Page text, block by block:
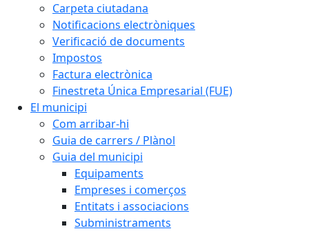
Carpeta ciutadana
Notificacions electròniques
Verificació de documents
Impostos
Factura electrònica
Finestreta Única Empresarial (FUE)
El municipi
Com arribar-hi
Guia de carrers / Plànol
Guia del municipi
Equipaments
Empreses i comerços
Entitats i associacions
Subministraments